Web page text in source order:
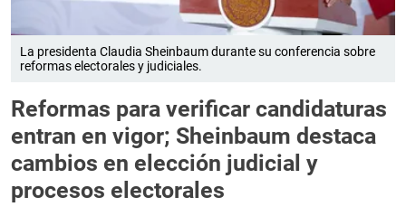
La presidenta Claudia Sheinbaum durante su conferencia sobre
reformas electorales y judiciales.
Reformas para verificar candidaturas
entran en vigor; Sheinbaum destaca
cambios en elección judicial y
procesos electorales